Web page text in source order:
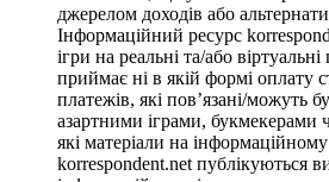
джерелом доходів або
Інформаційний ресурс
ігри на реальні та/або
приймає ні в якій формі оплату
платежів, які пов’язані/можуть
азартними іграми, букмекерами
які матеріали на інформаційному
korrespondent.net публікуються